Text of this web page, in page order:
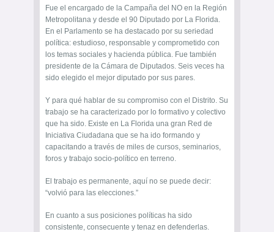
Fue el encargado de la Campaña del NO en la Región
Metropolitana y desde el 90 Diputado por La Florida.
En el Parlamento se ha destacado por su seriedad
política: estudioso, responsable y comprometido con
los temas sociales y hacienda pública. Fue también
presidente de la Cámara de Diputados. Seis veces ha
sido elegido el mejor diputado por sus pares.
Y para qué hablar de su compromiso con el Distrito. Su
trabajo se ha caracterizado por lo formativo y colectivo
que ha sido. Existe en La Florida una gran Red de
Iniciativa Ciudadana que se ha ido formando y
capacitando a través de miles de cursos, seminarios,
foros y trabajo socio-político en terreno.
El trabajo es permanente, aquí no se puede decir:
“volvió para las elecciones.”
En cuanto a sus posiciones políticas ha sido
consistente, consecuente y tenaz en defenderlas.